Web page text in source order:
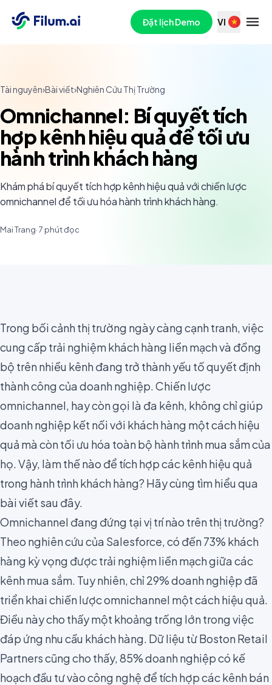
Đặt lịch Demo VI
Tài nguyên›Bài viết›Nghiên Cứu Thị Trường
Omnichannel: Bí quyết tích
hợp kênh hiệu quả để tối ưu
hành trình khách hàng
Khám phá bí quyết tích hợp kênh hiệu quả với chiến lược
omnichannel để tối ưu hóa hành trình khách hàng.
Mai Trang·7 phút đọc
Trong bối cảnh thị trường ngày càng cạnh tranh, việc
cung cấp trải nghiệm khách hàng liền mạch và đồng
bộ trên nhiều kênh đang trở thành yếu tố quyết định
thành công của doanh nghiệp. Chiến lược
omnichannel, hay còn gọi là đa kênh, không chỉ giúp
doanh nghiệp kết nối với khách hàng một cách hiệu
quả mà còn tối ưu hóa toàn bộ hành trình mua sắm của
họ. Vậy, làm thế nào để tích hợp các kênh hiệu quả
trong hành trình khách hàng? Hãy cùng tìm hiểu qua
bài viết sau đây.
Omnichannel đang đứng tại vị trí nào trên thị trường?
Theo nghiên cứu của Salesforce,có đến 73% khách
hàng kỳ vọng được trải nghiệm liền mạch giữa các
kênh mua sắm. Tuy nhiên, chỉ 29% doanh nghiệp đã
triển khai chiến lược omnichannel một cách hiệu quả.
Điều này cho thấy một khoảng trống lớn trong việc
đáp ứng nhu cầu khách hàng. Dữ liệu từBoston Retail
Partnerscũng cho thấy, 85% doanh nghiệp có kế
hoạch đầu tư vào công nghệ để tích hợp các kênh bán